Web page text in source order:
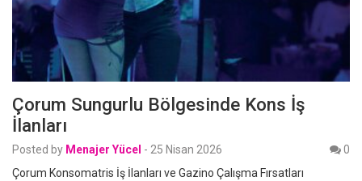
Çorum Sungurlu Bölgesinde Kons İş
İlanları
Posted by Menajer Yücel - 25 Nisan 2026
0
Çorum Konsomatris İş İlanları ve Gazino Çalışma Fırsatları